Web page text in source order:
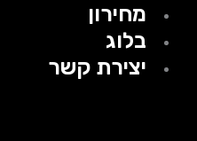
מחירון
בלוג
יצירת קשר